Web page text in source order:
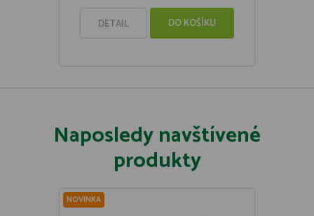
DETAIL DO KOŠÍKU
Naposledy navštívené
produkty
NOVINKA